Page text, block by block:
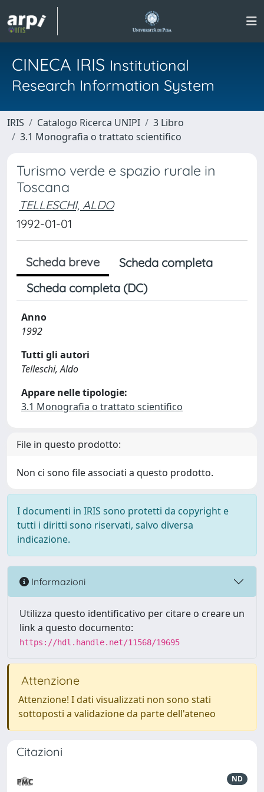
CINECA IRIS Institutional
Research Information System
IRIS Catalogo Ricerca UNIPI
3 Libro
3.1 Monografia o trattato scientifico
Turismo verde e spazio rurale in
Toscana
TELLESCHI, ALDO
1992-01-01
Scheda breve
Scheda completa
Scheda completa (DC)
Anno
1992
Tutti gli autori
Telleschi, Aldo
Appare nelle tipologie:
3.1 Monografia o trattato scientifico
File in questo prodotto:
Non ci sono file associati a questo prodotto.
I documenti in IRIS sono protetti da copyright e
tutti i diritti sono riservati, salvo diversa
indicazione.
Informazioni
Utilizza questo identificativo per citare o creare un
link a questo documento:
https://hdl.handle.net/11568/19695
Attenzione
Attenzione! I dati visualizzati non sono stati
sottoposti a validazione da parte dell'ateneo
Citazioni
ND